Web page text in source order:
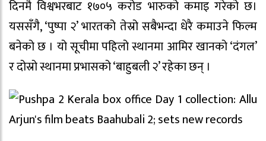
दिनमै विश्वभरबाट १७०५ करोड भारुको कमाइ गरेको छ।
यससँगै, ‘पुष्पा २’ भारतको तेस्रो सबैभन्दा धेरै कमाउने फिल्म
बनेको छ । यो सूचीमा पहिलो स्थानमा आमिर खानको ‘दंगल’
र दोस्रो स्थानमा प्रभासको ‘बाहुबली २’ रहेका छन् ।